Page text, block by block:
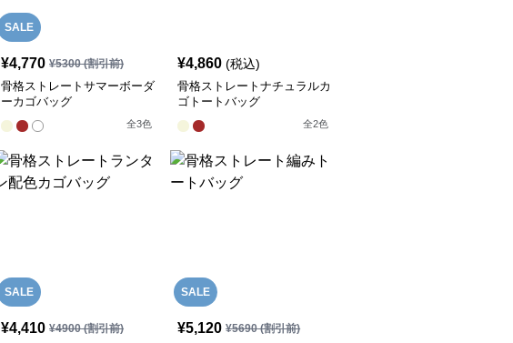
SALE
¥4,770 ¥5300(割引前)
骨格ストレートサマーボーダ
ーカゴバッグ
全3色
¥4,860 (税込)
骨格ストレートナチュラルカ
ゴトートバッグ
全2色
SALE
¥4,410 ¥4900(割引前)
SALE
¥5,120 ¥5690(割引前)